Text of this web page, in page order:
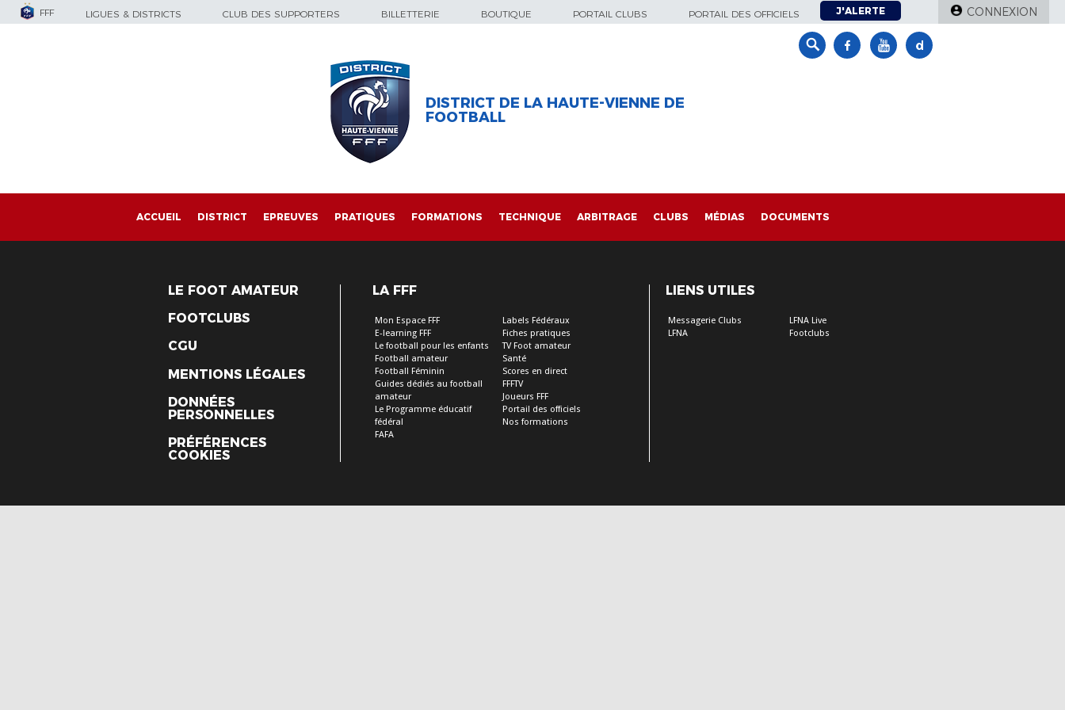
FFF LIGUES & DISTRICTS CLUB DES SUPPORTERS BILLETTERIE BOUTIQUE PORTAIL CLUBS PORTAIL DES OFFICIELS J'ALERTE CONNEXION
DISTRICT DE LA HAUTE-VIENNE DE
FOOTBALL
ACCUEIL DISTRICT EPREUVES PRATIQUES FORMATIONS TECHNIQUE ARBITRAGE CLUBS MÉDIAS DOCUMENTS
LE FOOT AMATEUR
FOOTCLUBS
CGU
MENTIONS LÉGALES
DONNÉES
PERSONNELLES
PRÉFÉRENCES
COOKIES
LA FFF
Mon Espace FFF
E-learning FFF
Le football pour les enfants
Football amateur
Football Féminin
Guides dédiés au football
amateur
Le Programme éducatif
fédéral
FAFA
Labels Fédéraux
Fiches pratiques
TV Foot amateur
Santé
Scores en direct
FFFTV
Joueurs FFF
Portail des officiels
Nos formations
LIENS UTILES
Messagerie Clubs
LFNA
LFNA Live
Footclubs